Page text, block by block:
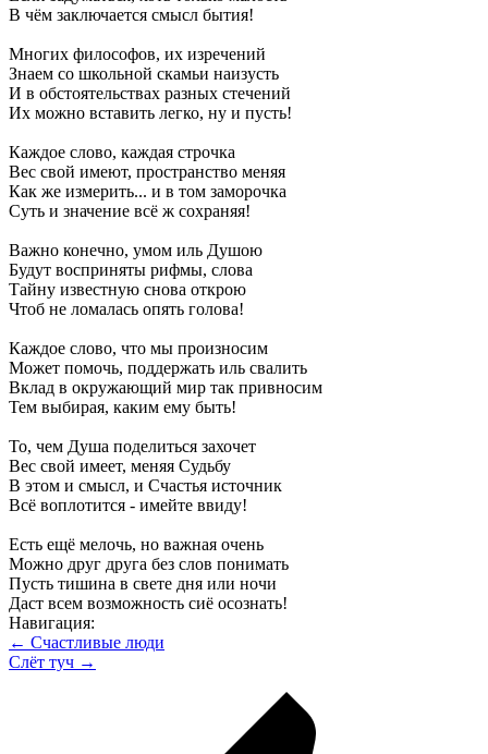
В чём заключается смысл бытия!
Многих философов, их изречений
Знаем со школьной скамьи наизусть
И в обстоятельствах разных стечений
Их можно вставить легко, ну и пусть!
Каждое слово, каждая строчка
Вес свой имеют, пространство меняя
Как же измерить... и в том заморочка
Суть и значение всё ж сохраняя!
Важно конечно, умом иль Душою
Будут восприняты рифмы, слова
Тайну известную снова открою
Чтоб не ломалась опять голова!
Каждое слово, что мы произносим
Может помочь, поддержать иль свалить
Вклад в окружающий мир так привносим
Тем выбирая, каким ему быть!
То, чем Душа поделиться захочет
Вес свой имеет, меняя Судьбу
В этом и смысл, и Счастья источник
Всё воплотится - имейте ввиду!
Есть ещё мелочь, но важная очень
Можно друг друга без слов понимать
Пусть тишина в свете дня или ночи
Даст всем возможность сиё осознать!
Навигация:
← Счастливые люди
Слёт туч →